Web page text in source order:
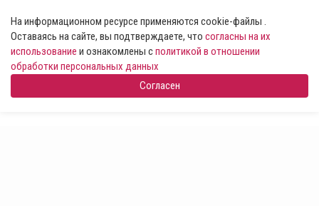
На информационном ресурсе применяются cookie-файлы .
Оставаясь на сайте, вы подтверждаете, что согласны на их
использование и ознакомлены сполитикой в отношении
обработки персональных данных
Согласен